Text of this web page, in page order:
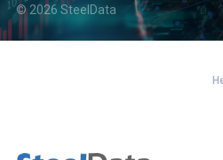
© 2026 SteelData